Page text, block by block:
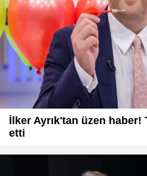
İlker Ayrık'tan üzen
etti